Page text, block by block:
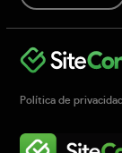
Política de